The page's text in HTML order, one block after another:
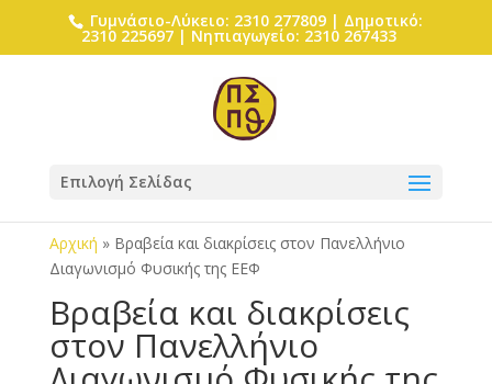
Γυμνάσιο-Λύκειο: 2310 277809 | Δημοτικό:
2310 225697 | Νηπιαγωγείο: 2310 267433
Επιλογή Σελίδας
Αρχική » Βραβεία και διακρίσεις στον Πανελλήνιο
Διαγωνισμό Φυσικής της ΕΕΦ
Βραβεία και διακρίσεις
στον Πανελλήνιο